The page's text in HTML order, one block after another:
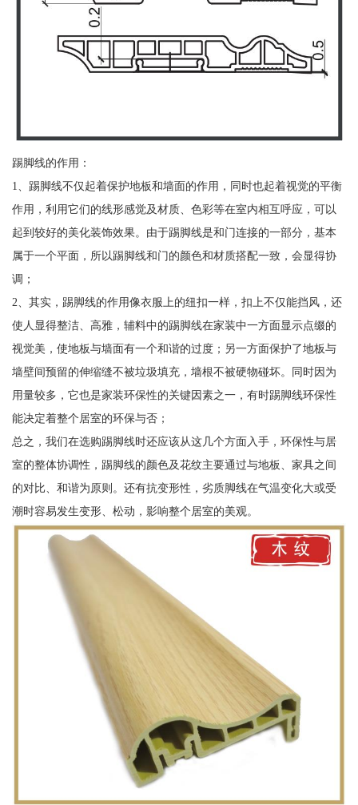
踢脚线的作用：
1、踢脚线不仅起着保护地板和墙面的作用，同时也起着视觉的平衡
作用，利用它们的线形感觉及材质、色彩等在室内相互呼应，可以
起到较好的美化装饰效果。由于踢脚线是和门连接的一部分，基本
属于一个平面，所以踢脚线和门的颜色和材质搭配一致，会显得协
调；
2、其实，踢脚线的作用像衣服上的纽扣一样，扣上不仅能挡风，还
使人显得整洁、高雅，辅料中的踢脚线在家装中一方面显示点缀的
视觉美，使地板与墙面有一个和谐的过度；另一方面保护了地板与
墙壁间预留的伸缩缝不被垃圾填充，墙根不被硬物碰坏。同时因为
用量较多，它也是家装环保性的关键因素之一，有时踢脚线环保性
能决定着整个居室的环保与否；
总之，我们在选购踢脚线时还应该从这几个方面入手，环保性与居
室的整体协调性，踢脚线的颜色及花纹主要通过与地板、家具之间
的对比、和谐为原则。还有抗变形性，劣质脚线在气温变化大或受
潮时容易发生变形、松动，影响整个居室的美观。